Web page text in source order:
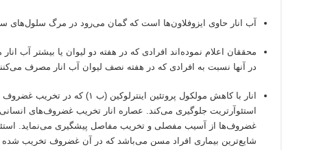
آب انار حاوی ایزوفلاونها است که گمان میرود در مرگ سلولهای
محققان اعلام نموده اند افرادی که در هفته دو لیوان یا بیشتر آب
در آنها نسبت به افرادی که در هفته نصف لیوان آب انار مصرف می
انار با کاهش مولکول پروتئین
استئوآرتریت جلوگیری میکند. عصاره انار تخریب غضروفهای
غضروفها از آسیب مفصلی و تخریب مفاصل پیشگیری مینماید.
شایعترین بیماری افراد مسن میباشد که در آن غضروف تخریب شده